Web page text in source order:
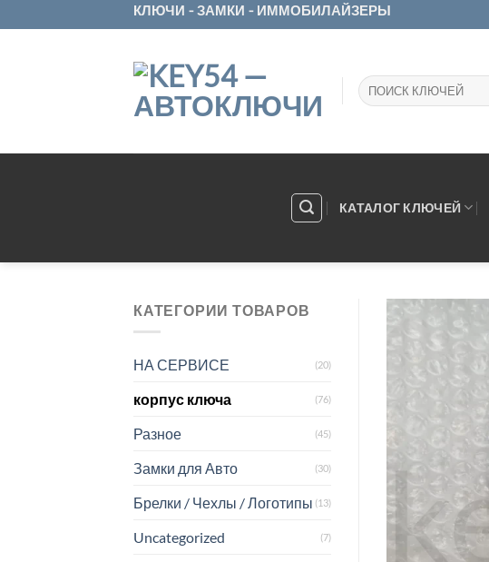
to
КЛЮЧИ - ЗАМКИ - ИММОБИЛАЙЗЕРЫ
Искать:
КАТАЛОГ КЛЮЧЕЙ
КАТЕГОРИИ ТОВАРОВ
НА СЕРВИСЕ (20)
корпус ключа (76)
Разное (45)
Замки для Авто (30)
Брелки / Чехлы / Логотипы (13)
Uncategorized (7)